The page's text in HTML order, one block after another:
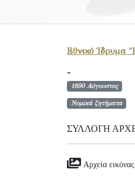
Εθνικό Ίδρυμα
-
1890 Αύγουστος
Νομικά ζητήματα
ΣΥΛΛΟΓΉ
Αρχεία εικόνας